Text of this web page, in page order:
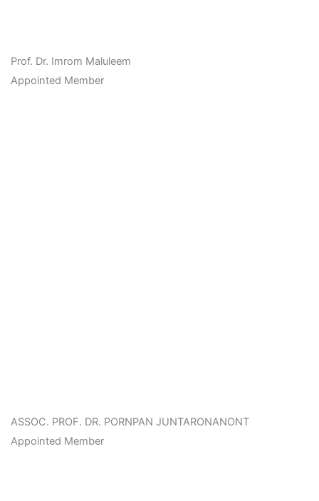
Prof. Dr. Imrom Maluleem
Appointed Member
ASSOC. PROF. DR. PORNPAN JUNTARONANONT
Appointed Member